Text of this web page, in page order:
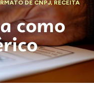
DE CNPJ,RECEITA
como